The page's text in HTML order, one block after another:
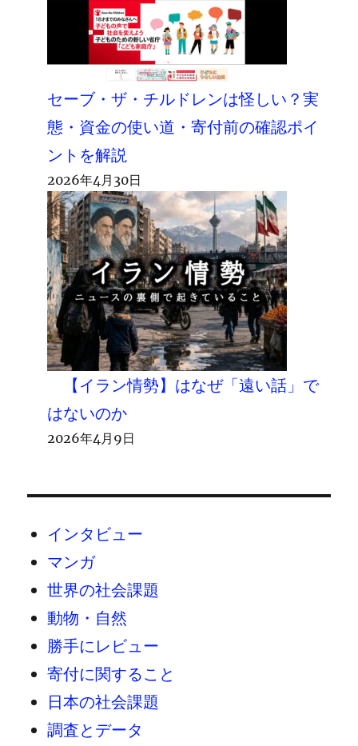
セーブ・ザ・チルドレンは怪しい？実
態・資金の使い道・寄付前の確認ポイ
ントを解説
2026年4月30日
【イラン情勢】はなぜ「遠い話」で
はないのか
2026年4月9日
インタビュー
マンガ
世界の社会課題
動物・自然
勝手にレビュー
寄付に関すること
日本の社会課題
調査とデータ